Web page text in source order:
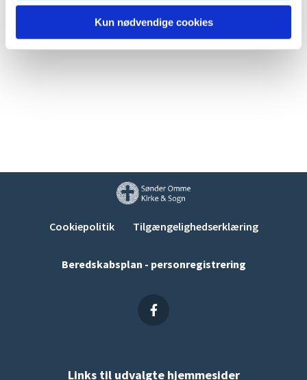
Kun nødvendige cookies
Cookiepolitik Tilgængelighedserklæring
Beredskabsplan - personregistrering
Links til udvalgte hjemmesider